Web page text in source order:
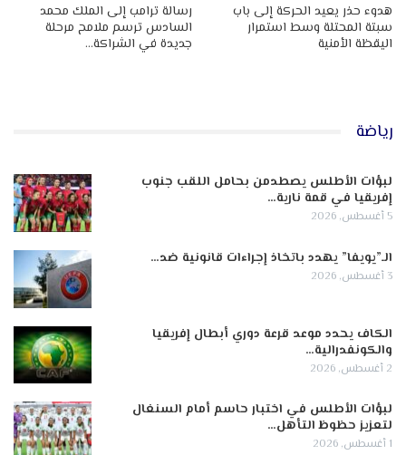
هدوء حذر يعيد الحركة إلى باب
سبتة المحتلة وسط استمرار
اليقظة الأمنية
رسالة ترامب إلى الملك محمد
السادس ترسم ملامح مرحلة
جديدة في الشراكة…
رياضة
لبؤات الأطلس يصطدمن بحامل اللقب جنوب
إفريقيا في قمة نارية…
5 أغسطس, 2026
الـ”يويفا” يهدد باتخاذ إجراءات قانونية ضد…
3 أغسطس, 2026
الكاف يحدد موعد قرعة دوري أبطال إفريقيا
والكونفدرالية…
2 أغسطس, 2026
لبؤات الأطلس في اختبار حاسم أمام السنغال
لتعزيز حظوظ التأهل…
1 أغسطس, 2026